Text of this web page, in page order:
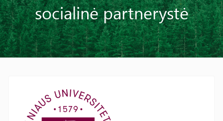
socialinė partnerystė